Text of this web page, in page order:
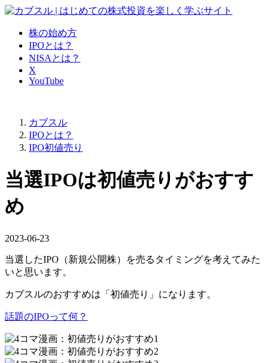
株の始め方
IPOとは？
NISAとは？
X
YouTube
カブスル
IPOとは？
IPO初値売り
当選IPOは初値売りがおすす
め
2023-06-23
当選したIPO（新規公開株）を売るタイミングを考えてみた
いと思います。
カブスルのおすすめは「初値売り」になります。
話題のIPOって何？